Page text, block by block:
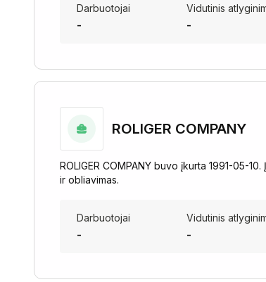
Darbuotojai
-
Vidutinis
-
ROLIGER COMPANY
ROLIGER COMPANY buvo įkurta 1991-05-
ir obliavimas.
Darbuotojai
-
Vidutinis
-